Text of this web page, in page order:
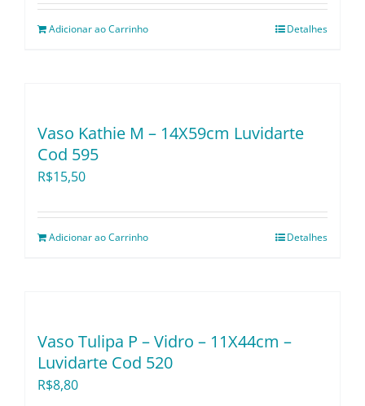
Adicionar ao Carrinho Detalhes
Vaso Kathie M – 14X59cm Luvidarte
Cod 595
R$15,50
Adicionar ao Carrinho Detalhes
Vaso Tulipa P – Vidro – 11X44cm –
Luvidarte Cod 520
R$8,80